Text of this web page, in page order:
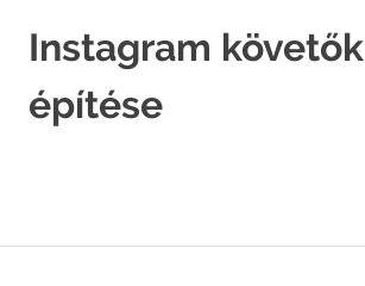
Instagram követők
építése